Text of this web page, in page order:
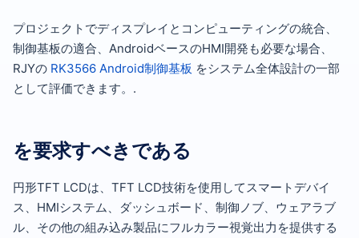
プロジェクトでディスプレイとコンピューティングの統合、
制御基板の適合、AndroidベースのHMI開発も必要な場合、
RJYの RK3566 Android制御基板 をシステム全体設計の一部
として評価できます。.
を要求すべきである
円形TFT LCDは、TFT LCD技術を使用してスマートデバイ
ス、HMIシステム、ダッシュボード、制御ノブ、ウェアラブ
ル、その他の組み込み製品にフルカラー視覚出力を提供する